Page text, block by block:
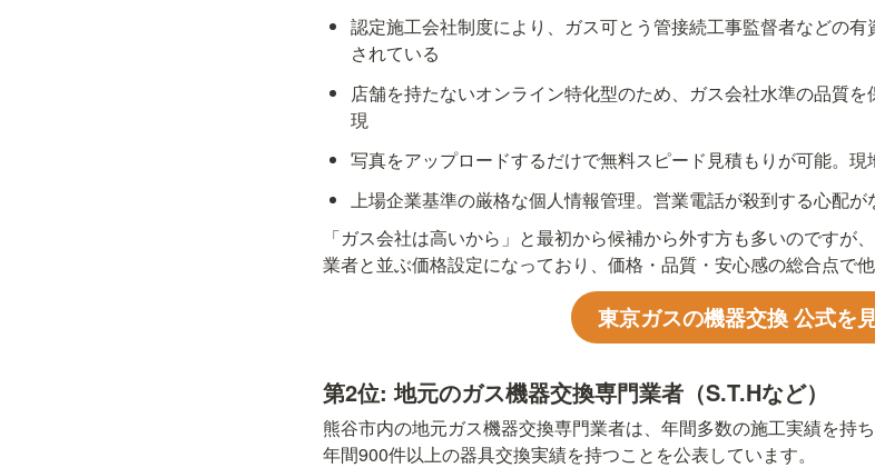
認定施工会社制度により、ガス可とう管接続工事監督者などの
されている
店舗を持たないオンライン特化型のため、ガス会社水準の品質
現
写真をアップロードするだけで無料スピード見積もりが可能。
上場企業基準の厳格な個人情報管理。営業電話が殺到する心配が
「ガス会社は高いから」と最初から候補から外す方も多いのですが
業者と並ぶ価格設定になっており、価格・品質・安心感の総合点で
東京ガスの機器交換 公式を
第2位: 地元のガス機器交換専門業者（S.T.Hなど）
熊谷市内の地元ガス機器交換専門業者は、年間多数の施工実績を持
年間900件以上の器具交換実績を持つことを公表しています。